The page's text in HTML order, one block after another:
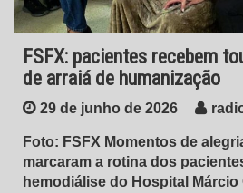
FSFX: pacientes recebem
de arraiá de humanização
29 de junho de 2026
Foto: FSFX Momentos de
marcaram a rotina dos
hemodiálise do Hospital Márcio